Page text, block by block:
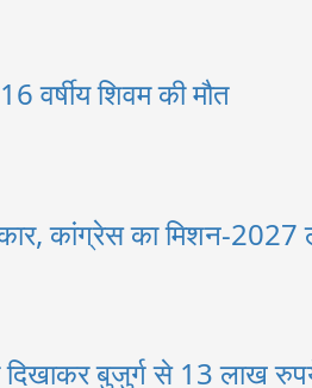
वर्षीय शिवम की मौत
कांग्रेस का मिशन-2027
बुजुर्ग से 13 लाख